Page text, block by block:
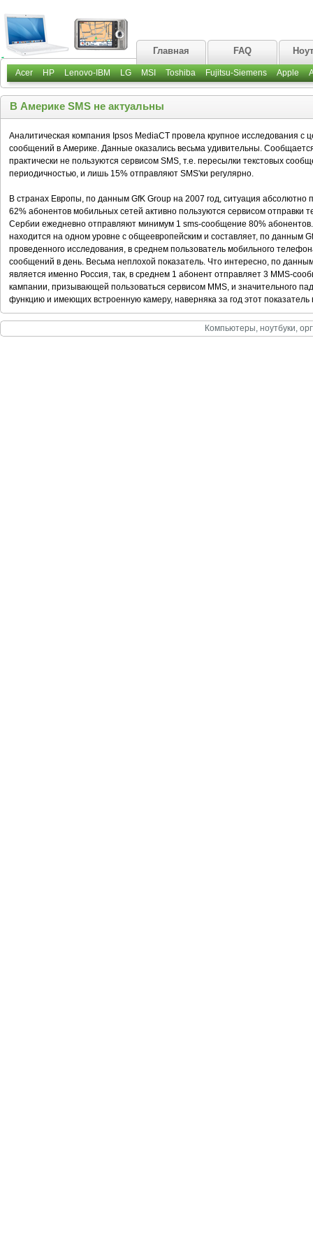
Главная FAQ
Acer HP Lenovo-IBM LG MSI Toshiba Fujitsu-Siemens Apple
В Америке SMS не актуальны
Аналитическая компания Ipsos MediaCT провела крупное исследования с
сообщений в Америке. Данные оказались весьма удивительны.
практически не пользуются сервисом SMS, т.е. пересылки текстовых
периодичностью, и лишь 15% отправляют SMS'ки регулярно.
В странах Европы, по данным GfK Group на 2007 год, ситуация
62% абонентов мобильных сетей активно пользуются сервисом отправки
Сербии ежедневно отправляют минимум 1 sms-сообщение 80% абонентов.
находится на одном уровне с общеевропейским и составляет, по данным
проведенного исследования, в среднем пользователь мобильного
сообщений в день. Весьма неплохой показатель. Что интересно, по
является именно Россия, так, в среднем 1 абонент отправляет 3 MMS-
кампании, призывающей пользоваться сервисом MMS, и значительного
функцию и имеющих встроенную камеру, наверняка за год этот
Компьютеры, ноутбуки,